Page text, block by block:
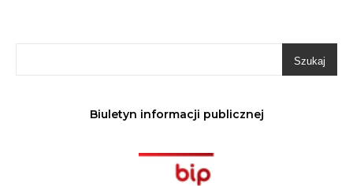
Szukaj
Biuletyn informacji publicznej